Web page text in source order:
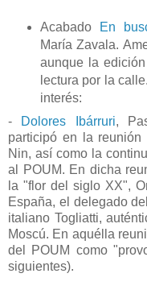
Acabado En
María Zavala.
aunque la
lectura por la
interés:
-
Dolores Ibárruri,
participó en la
Nin, así como la
al POUM. En dicha
la "flor del siglo XX",
España, el delegado
italiano Togliatti,
Moscú. En aquélla
del POUM como
siguientes).